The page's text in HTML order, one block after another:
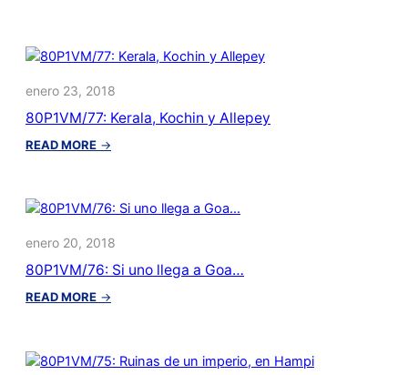
del
té
enero 23, 2018
80P1VM/77: Kerala, Kochin y Allepey
READ MORE →
y
Allepey
enero 20, 2018
80P1VM/76: Si uno llega a Goa…
READ MORE →
llega